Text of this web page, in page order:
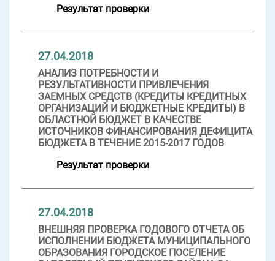
Результат проверки
27.04.2018
АНАЛИЗ ПОТРЕБНОСТИ И
РЕЗУЛЬТАТИВНОСТИ ПРИВЛЕЧЕНИЯ
ЗАЕМНЫХ СРЕДСТВ (КРЕДИТЫ КРЕДИТНЫХ
ОРГАНИЗАЦИЙ И БЮДЖЕТНЫЕ КРЕДИТЫ) В
ОБЛАСТНОЙ БЮДЖЕТ В КАЧЕСТВЕ
ИСТОЧНИКОВ ФИНАНСИРОВАНИЯ ДЕФИЦИТА
БЮДЖЕТА В ТЕЧЕНИЕ 2015-2017 ГОДОВ
Результат проверки
27.04.2018
ВНЕШНЯЯ ПРОВЕРКА ГОДОВОГО ОТЧЕТА ОБ
ИСПОЛНЕНИИ БЮДЖЕТА МУНИЦИПАЛЬНОГО
ОБРАЗОВАНИЯ ГОРОДСКОЕ ПОСЕЛЕНИЕ